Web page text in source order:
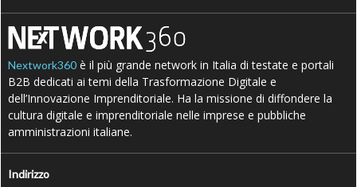
Nextwork360 è il più grande network in Italia di testate e portali
B2B dedicati ai temi della Trasformazione Digitale e
dell’Innovazione Imprenditoriale. Ha la missione di diffondere la
cultura digitale e imprenditoriale nelle imprese e pubbliche
amministrazioni italiane.
Indirizzo